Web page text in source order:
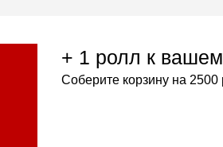
+ 1 ролл к
Соберите корзину на